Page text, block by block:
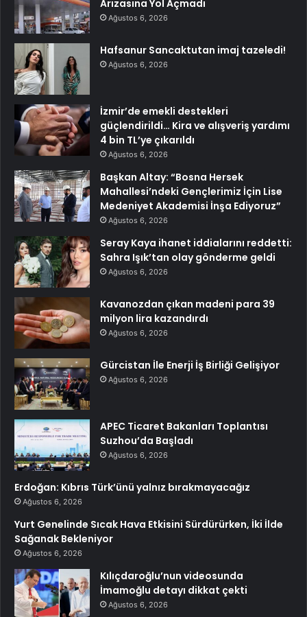
Arızasına Yol Açmadı
Ağustos 6, 2026
Hafsanur Sancaktutan imaj tazeledi!
Ağustos 6, 2026
İzmir’de emekli destekleri
güçlendirildi… Kira ve alışveriş yardımı
4 bin TL’ye çıkarıldı
Ağustos 6, 2026
Başkan Altay: “Bosna Hersek
Mahallesi’ndeki Gençlerimiz İçin Lise
Medeniyet Akademisi İnşa Ediyoruz”
Ağustos 6, 2026
Seray Kaya ihanet iddialarını reddetti:
Sahra Işık’tan olay gönderme geldi
Ağustos 6, 2026
Kavanozdan çıkan madeni para 39
milyon lira kazandırdı
Ağustos 6, 2026
Gürcistan İle Enerji İş Birliği Gelişiyor
Ağustos 6, 2026
APEC Ticaret Bakanları Toplantısı
Suzhou’da Başladı
Ağustos 6, 2026
Erdoğan: Kıbrıs Türk’ünü yalnız bırakmayacağız
Ağustos 6, 2026
Yurt Genelinde Sıcak Hava Etkisini Sürdürürken, İki İlde
Sağanak Bekleniyor
Ağustos 6, 2026
Kılıçdaroğlu’nun videosunda
İmamoğlu detayı dikkat çekti
Ağustos 6, 2026